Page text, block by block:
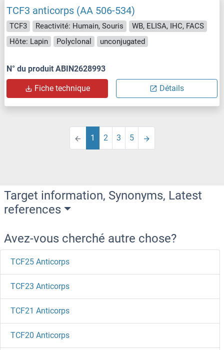
TCF3 anticorps (AA 506-534)
TCF3 Reactivité: Humain, Souris
WB, ELISA, IHC, FACS
Hôte: Lapin
Polyclonal unconjugated
N° du produit ABIN2628993
Fiche technique Détails
1 2 3 5
Target information, Synonyms, Latest
references
Avez-vous cherché autre chose?
TCF25 Anticorps
TCF23 Anticorps
TCF21 Anticorps
TCF20 Anticorps